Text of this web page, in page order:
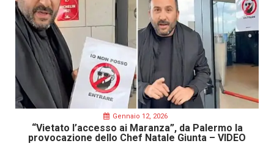
Gennaio 12, 2026
“Vietato l’accesso ai Maranza”, da Palermo la
provocazione dello Chef Natale Giunta – VIDEO